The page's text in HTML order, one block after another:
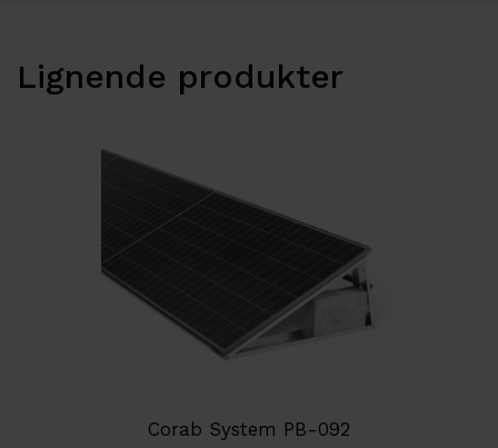
Lignende produkter
Corab System PB-092